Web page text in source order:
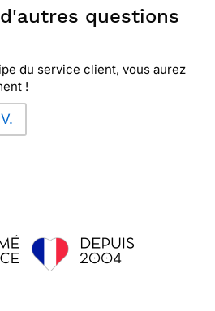
d'autres questions
du service client, vous aurez
!